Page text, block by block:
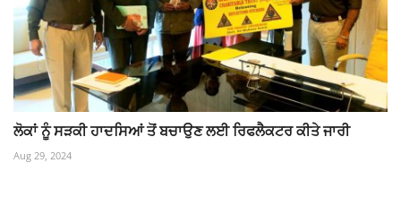
ਲੋਕਾਂ ਨੂੰ ਸੜਕੀ ਹਾਦਸਿਆਂ ਤੋਂ ਬਚਾਉਣ ਲਈ ਰਿਫਲੈਕਟਰ ਕੀਤੇ ਜਾਰੀ
Aug 29, 2024